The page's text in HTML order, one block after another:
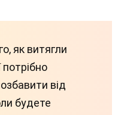
як витягли
потрібно
від
будете